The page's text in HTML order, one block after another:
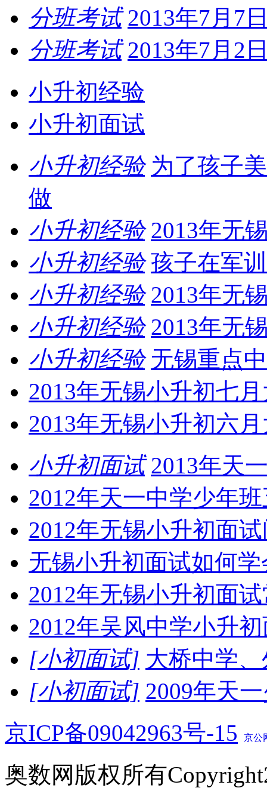
分班考试 2013年7月7
分班考试 2013年7月2
小升初经验
小升初面试
小升初经验 为了孩子
做
小升初经验 2013年无
小升初经验 孩子在军
小升初经验 2013年无
小升初经验 2013年无
小升初经验 无锡重点
2013年无锡小升初七
2013年无锡小升初六
小升初面试 2013年天
2012年天一中学少年
2012年无锡小升初面
无锡小升初面试如何
2012年无锡小升初面
2012年吴风中学小升
[小初面试] 大桥中学
[小初面试] 2009年天
京ICP备09042963号-15
京公
奥数网版权所有